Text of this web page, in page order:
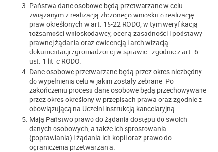
Państwa dane osobowe będą przetwarzane w celu
związanym z realizacją złożonego wniosku o realizację
praw określonych w art. 15-22 RODO, w tym weryfikacją
tożsamości wnioskodawcy, oceną zasadności i podstawy
prawnej żądania oraz ewidencją i archiwizacją
dokumentacji zgromadzonej w sprawie - zgodnie z art. 6
ust. 1 lit. c RODO.
Dane osobowe przetwarzane będą przez okres niezbędny
do wypełnienia celu w jakim zostały zebrane. Po
zakończeniu procesu dane osobowe będą przechowywane
przez okres określony w przepisach prawa oraz zgodnie z
obowiązującą na Uczelni instrukcją kancelaryjną.
Mają Państwo prawo do żądania dostępu do swoich
danych osobowych, a także ich sprostowania
(poprawiania) i żądania ich kopii oraz prawo do
ograniczenia przetwarzania.